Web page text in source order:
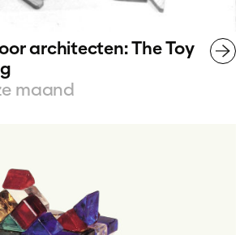
architecten: The Toy
maand